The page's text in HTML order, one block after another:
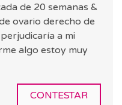
&
a mi
CONTESTAR